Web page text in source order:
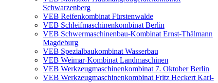
Schwarzenberg
VEB Reifenkombinat Fürstenwalde
VEB Schleifmaschinenkombinat Berlin
VEB Schwermaschinenbau-Kombinat Ernst-Thälmann
Magdeburg
VEB Spezialbaukombinat Wasserbau
VEB Weimar-Kombinat Landmaschinen
VEB Werkzeugmaschinenkombinat 7. Oktober Berlin
VEB Werkzeugmaschinenkombinat Fritz Heckert Karl-